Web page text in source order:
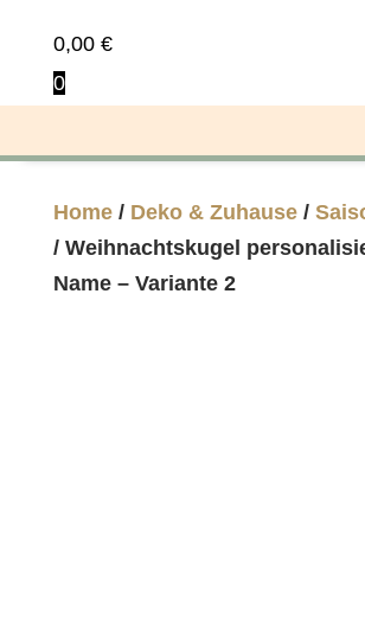
0,00 €
0
Home/ Deko & Zuhause/
/ Weihnachtskugel
Name – Variante 2